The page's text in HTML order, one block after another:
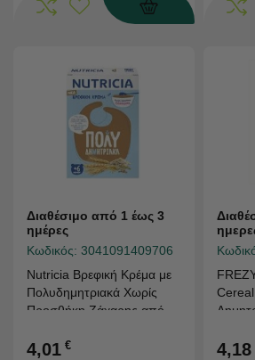
Διαθέσιμο από 1 έως 3
ημέρες
Κωδικός: 3041091409706
Nutricia Βρεφική Κρέμα με
Πολυδημητριακά Χωρίς
Προσθήκη Ζάχαρης από 6
4,01 €
Cereal
4,18